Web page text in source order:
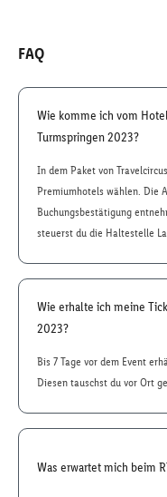
FAQ
Wie komme ich vom
Turmspringen 2023?
In dem Paket von
Premiumhotels wählen. Die
Buchungsbestätigung
steuerst du die Haltestelle
Wie erhalte ich meine
2023?
Bis 7 Tage vor dem Event
Diesen tauschst du vor Ort
Was erwartet mich beim